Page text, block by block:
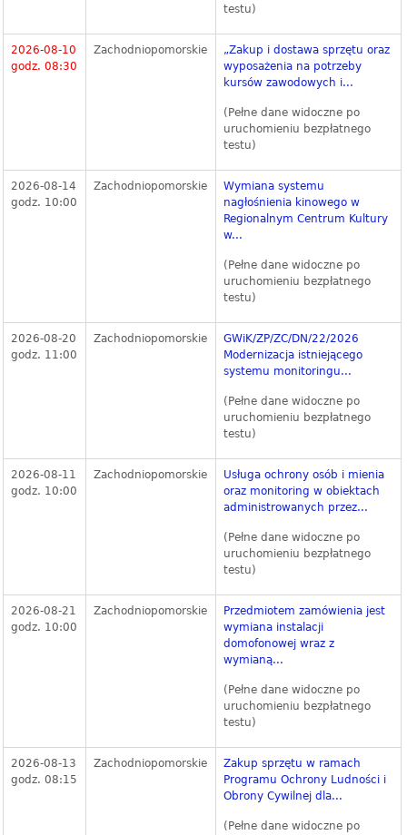
testu)
2026-08-10
godz. 08:30
Zachodniopomorskie
„Zakup i dostawa sprzętu oraz
wyposażenia na potrzeby
kursów zawodowych i...
(Pełne dane widoczne po
uruchomieniu bezpłatnego
testu)
2026-08-14
godz. 10:00
Zachodniopomorskie
Wymiana systemu
nagłośnienia kinowego w
Regionalnym Centrum Kultury
w...
(Pełne dane widoczne po
uruchomieniu bezpłatnego
testu)
2026-08-20
godz. 11:00
Zachodniopomorskie
GWiK/ZP/ZC/DN/22/2026
Modernizacja istniejącego
systemu monitoringu...
(Pełne dane widoczne po
uruchomieniu bezpłatnego
testu)
2026-08-11
godz. 10:00
Zachodniopomorskie
Usługa ochrony osób i mienia
oraz monitoring w obiektach
administrowanych przez...
(Pełne dane widoczne po
uruchomieniu bezpłatnego
testu)
2026-08-21
godz. 10:00
Zachodniopomorskie
Przedmiotem zamówienia jest
wymiana instalacji
domofonowej wraz z
wymianą...
(Pełne dane widoczne po
uruchomieniu bezpłatnego
testu)
2026-08-13
godz. 08:15
Zachodniopomorskie
Zakup sprzętu w ramach
Programu Ochrony Ludności i
Obrony Cywilnej dla...
(Pełne dane widoczne po